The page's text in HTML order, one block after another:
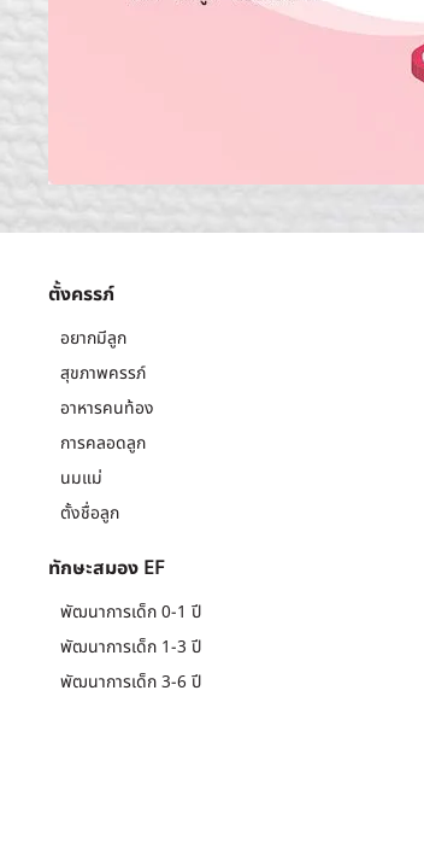
ตั้งครรภ์
อยากมีลูก
สุขภาพครรภ์
อาหารคนท้อง
การคลอดลูก
นมแม่
ตั้งชื่อลูก
ทักษะสมอง EF
พัฒนาการเด็ก 0-1 ปี
พัฒนาการเด็ก 1-3 ปี
พัฒนาการเด็ก 3-6 ปี